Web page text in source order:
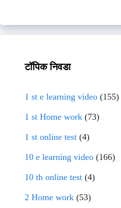
टॉपिक निवडा
1 st e learning video (155)
1 st Home work (73)
1 st online test (4)
10 e learning video (166)
10 th online test (4)
2 Home work (53)